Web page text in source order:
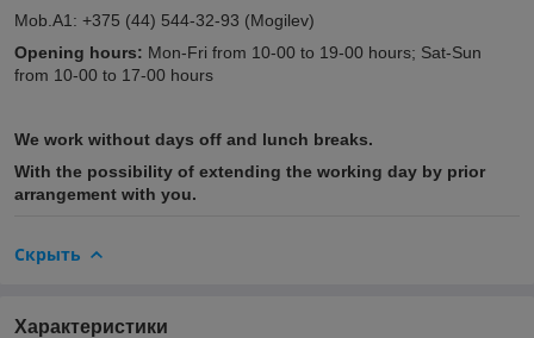
Mob.A1: +375 (44) 544-32-93 (Mogilev)
Opening hours: Mon-Fri from 10-00 to 19-00 hours; Sat-Sun
from 10-00 to 17-00 hours
We work without days off and lunch breaks.
With the possibility of extending the working day by prior
arrangement with you.
Скрыть
Характеристики